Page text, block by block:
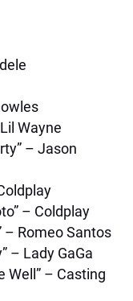
Wayne
– Jason
– Coldplay
– Romeo Santos
– Lady GaGa
Well” – Casting